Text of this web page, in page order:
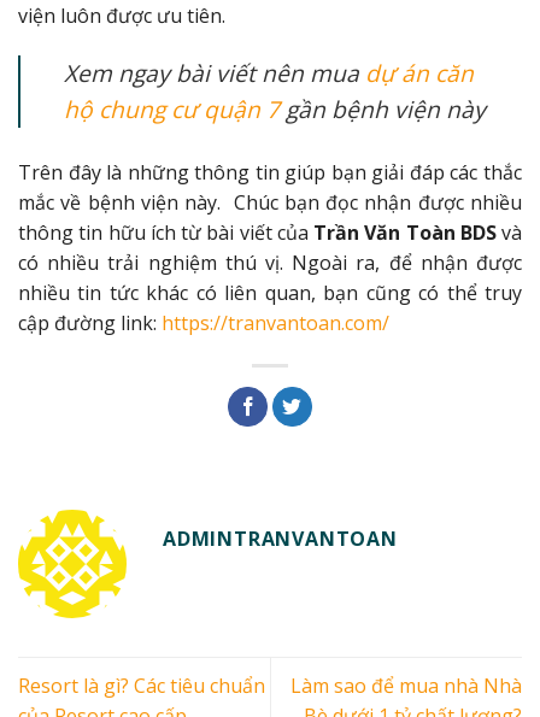
viện luôn được ưu tiên.
Xem ngay bài viết nên mua dự án căn
hộ chung cư quận 7gần bệnh viện này
Trên đây là những thông tin giúp bạn giải đáp các thắc
mắc về bệnh viện này. Chúc bạn đọc nhận được nhiều
thông tin hữu ích từ bài viết của Trần Văn Toàn BDSvà
có nhiều trải nghiệm thú vị. Ngoài ra, để nhận được
nhiều tin tức khác có liên quan, bạn cũng có thể truy
cập đường link: https://tranvantoan.com/
ADMINTRANVANTOAN
Resort là gì? Các tiêu chuẩn
Làm sao để mua nhà Nhà